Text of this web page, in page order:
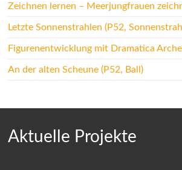
Zeichnen lernen – Meerjungfrauen
Letzte Sonnenstrahlen (P52,
Figurenentwicklung mit Dramatica
An der alten Scheune (P52, Ball)
Aktuelle Projekte